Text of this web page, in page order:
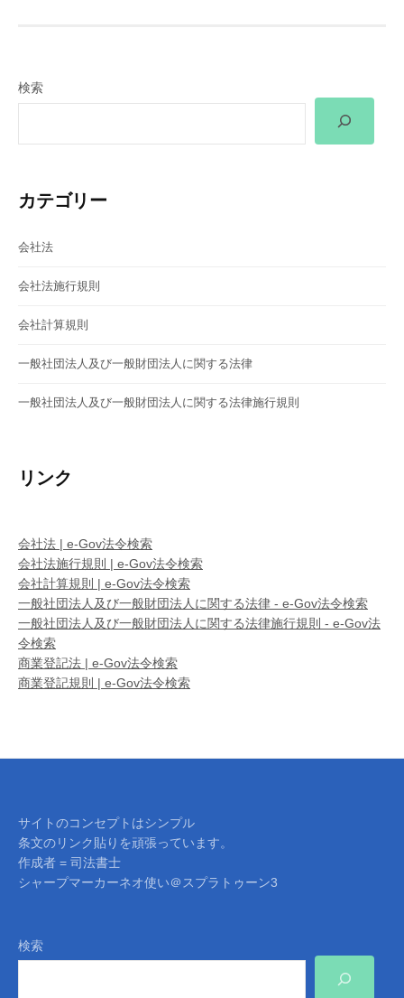
ー
ン
検索
カテゴリー
会社法
会社法施行規則
会社計算規則
一般社団法人及び一般財団法人に関する法律
一般社団法人及び一般財団法人に関する法律施行規則
リンク
会社法 | e-Gov法令検索
会社法施行規則 | e-Gov法令検索
会社計算規則 | e-Gov法令検索
一般社団法人及び一般財団法人に関する法律 - e-Gov法令検索
一般社団法人及び一般財団法人に関する法律施行規則 - e-Gov法
令検索
商業登記法 | e-Gov法令検索
商業登記規則 | e-Gov法令検索
サイトのコンセプトはシンプル
条文のリンク貼りを頑張っています。
作成者 = 司法書士
シャープマーカーネオ使い＠スプラトゥーン3
検索